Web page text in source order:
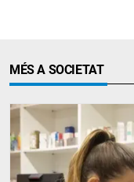
MÉS A SOCIETAT